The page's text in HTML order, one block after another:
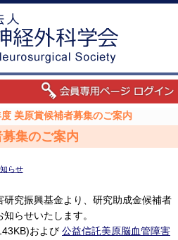
美原賞候補者募集のご案内
集のご案内
らせ
究振興基金より、研究助成金候補者
らせいたします。
および 公益信託美原脳血管障害